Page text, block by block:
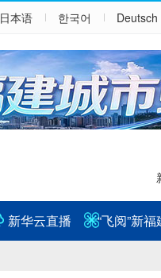
日本语 한국어 Deutsch
新华云直播 “飞阅”新福